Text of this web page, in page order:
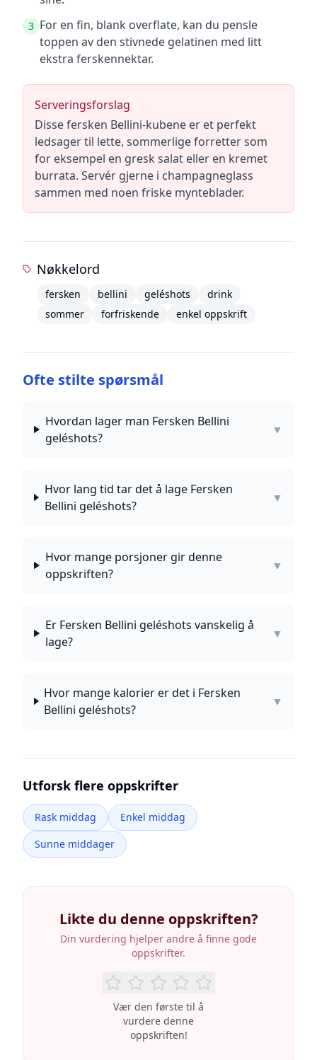
3 For en fin, blank overflate, kan du pensle
toppen av den stivnede gelatinen med litt
ekstra ferskennektar.
Serveringsforslag
Disse fersken Bellini-kubene er et perfekt
ledsager til lette, sommerlige forretter som
for eksempel en gresk salat eller en kremet
burrata. Servér gjerne i champagneglass
sammen med noen friske mynteblader.
Nøkkelord
fersken bellini geléshots
drink
sommer
forfriskende enkel oppskrift
Ofte stilte spørsmål
Hvordan lager man Fersken Bellini
geléshots?
▼
Hvor lang tid tar det å lage Fersken
Bellini geléshots?
▼
Hvor mange porsjoner gir denne
oppskriften?
▼
Er Fersken Bellini geléshots vanskelig å
lage?
▼
Hvor mange kalorier er det i Fersken
Bellini geléshots?
▼
Utforsk flere oppskrifter
Rask middag
Enkel middag
Sunne middager
Likte du denne oppskriften?
Din vurdering hjelper andre å finne gode
oppskrifter.
Vær den første til å
vurdere denne
oppskriften!